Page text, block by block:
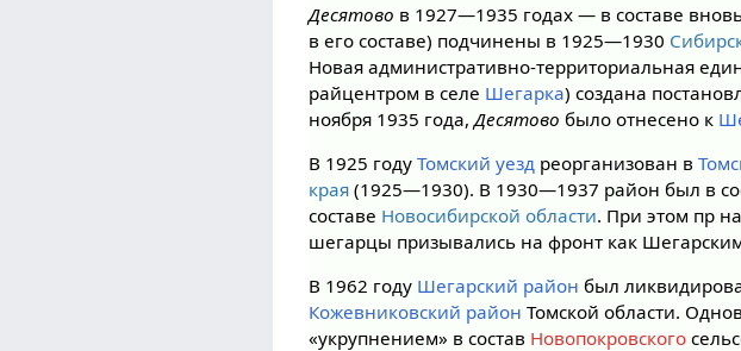
Десятово в 1927—1935 годах — в составе
в его составе) подчинены в 1925—1930
Новая административно-территориальная
райцентром в селе Шегарка) создана
ноября 1935 года,Десятово было отнесено к
В 1925 годуТомский уезд реорганизован в
края (1925—1930). В 1930—1937 район был в
составе Новосибирской области. При этом пр
шегарцы призывались на фронт как
В 1962 году Шегарский район был
Кожевниковский район Томской области.
«укрупнением» в состав Новопокровского